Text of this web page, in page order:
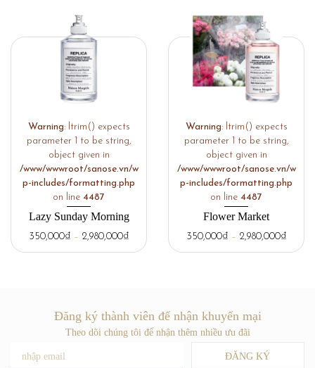
Warning: ltrim() expects
parameter 1 to be string,
object given in
/www/wwwroot/sanose.vn/w
p-includes/formatting.php
on line 4487
Lazy Sunday Morning
350,000₫ – 2,980,000₫
Warning: ltrim() expects
parameter 1 to be string,
object given in
/www/wwwroot/sanose.vn/w
p-includes/formatting.php
on line 4487
Flower Market
350,000₫ – 2,980,000₫
Đăng ký thành viên để nhận khuyến mại
Theo dõi chúng tôi để nhận thêm nhiều ưu đãi
ĐĂNG KÝ